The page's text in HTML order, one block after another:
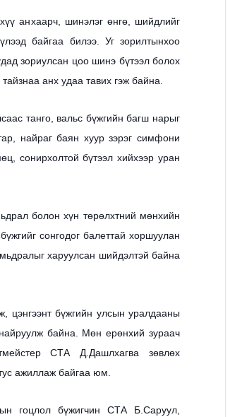
анхаарч, шинэлэг өнгө, шийдлийг
байгаа билээ. Уг зорилтынхоо
зориулсан цоо шинэ бүтээл болох
анх удаа тавих гэж байна.
танго, вальс бүжгийн багш нарыг
найраг баян хуур зэрэг симфони
сонирхолтой бүтээл хийхээр уран
болон хүн төрөлхтний мөнхийн
сонгодог балеттай хоршуулан
харуулсан шийдэлтэй байна
цэнгээнт бүжгийн улсын уралдааны
байна. Мөн ерөнхий зураач
СТА Д.Дашлхагва зөвлөх
ажиллаж байгаа юм.
гоцлол бүжигчин СТА Б.Саруул,